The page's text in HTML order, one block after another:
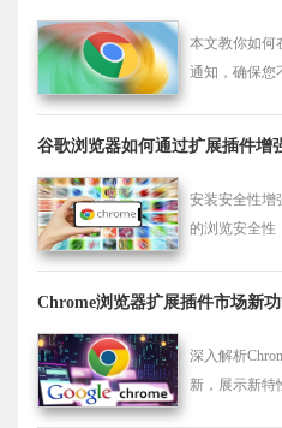
本文教你如何
通知，确保您
谷歌浏览器如何通过扩展插件增
安装安全性增
的浏览安全性
Chrome浏览器扩展插件市场新
深入解析
新，展示新特